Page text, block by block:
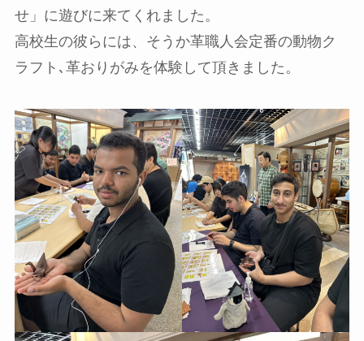
せ」に遊びに来てくれました。
高校生の彼らには、そうか革職人会定番の動物ク
ラフト､革おりがみを体験して頂きました。